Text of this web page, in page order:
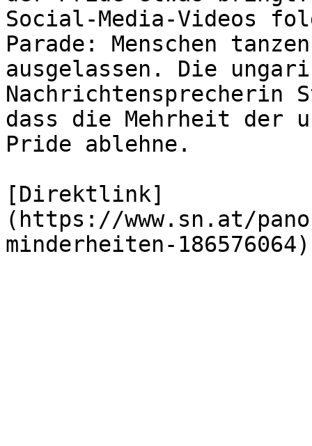
Social-Media-Videos
Parade: Menschen
ausgelassen. Die
dass die Mehrheit der
Pride ablehne.
[Direktlink]
(https://www.sn.at/
minderheiten-186576064)